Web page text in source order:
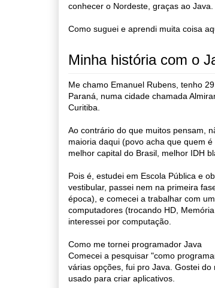
conhecer o Nordeste, graças ao Java.
Como suguei e aprendi muita coisa
Minha história com o
Me chamo Emanuel Rubens, tenho
Paraná, numa cidade chamada
Curitiba.
Ao contrário do que muitos pensam,
maioria daqui (povo acha que quem
melhor capital do Brasil, melhor IDH
Pois é, estudei em Escola Pública e
vestibular, passei nem na primeira
época), e comecei a trabalhar com
computadores (trocando HD,
interessei por computação.
Como me tornei programador Java
Comecei a pesquisar "como
várias opções, fui pro Java. Gostei
usado para criar aplicativos.